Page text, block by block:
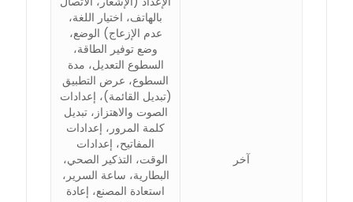
آخر
بالهاتف، اختيار اللغة،
عدم الإزعاج) الوضع،
وضع توفير الطاقة،
السطوع التعديل، مدة
السطوع، عرض التطبيق
(تبديل القائمة)، إعدادات
الصوت والاهتزاز، تبديل
كلمة المرور، إعدادات
المفاتيح، إعدادات
الوقت، التذكير الصحي،
البطارية، ساعة السرير،
استعادة المصنع، إعادة